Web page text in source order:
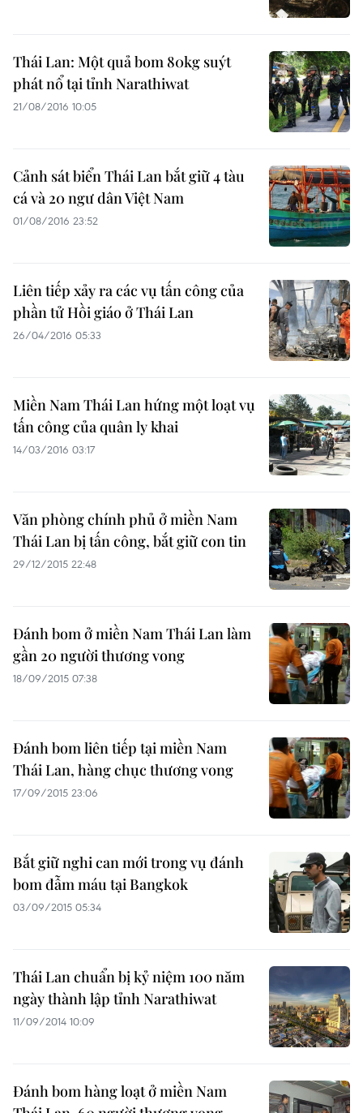
Thái Lan: Một quả bom 80kg suýt
phát nổ tại tỉnh Narathiwat
21/08/2016 10:05
Cảnh sát biển Thái Lan bắt giữ 4 tàu
cá và 20 ngư dân Việt Nam
01/08/2016 23:52
Liên tiếp xảy ra các vụ tấn công của
phần tử Hồi giáo ở Thái Lan
26/04/2016 05:33
Miền Nam Thái Lan hứng một loạt vụ
tấn công của quân ly khai
14/03/2016 03:17
Văn phòng chính phủ ở miền Nam
Thái Lan bị tấn công, bắt giữ con tin
29/12/2015 22:48
Đánh bom ở miền Nam Thái Lan làm
gần 20 người thương vong
18/09/2015 07:38
Đánh bom liên tiếp tại miền Nam
Thái Lan, hàng chục thương vong
17/09/2015 23:06
Bắt giữ nghi can mới trong vụ đánh
bom đẫm máu tại Bangkok
03/09/2015 05:34
Thái Lan chuẩn bị kỷ niệm 100 năm
ngày thành lập tỉnh Narathiwat
11/09/2014 10:09
Đánh bom hàng loạt ở miền Nam